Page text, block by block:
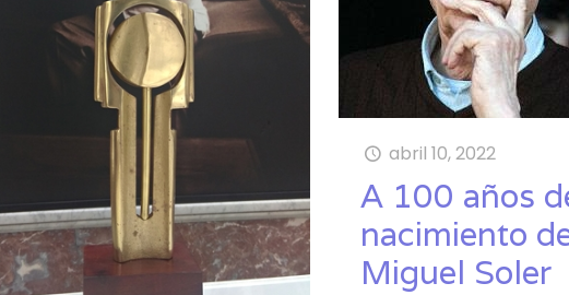
abril 10, 2022
A 100 años
nacimiento
Miguel Soler